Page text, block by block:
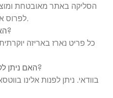
הסליקה באתר מאובטחת
לפרוס את הרכישה לעד 6 תשלומים נוחים.
האם הפריט מגיע באריזת מתנה?
כל פריט נארז באריזה
האם ניתן לקבל ייעוץ אישי או להגיע לחנות?
בוודאי. ניתן לפנות אלינו